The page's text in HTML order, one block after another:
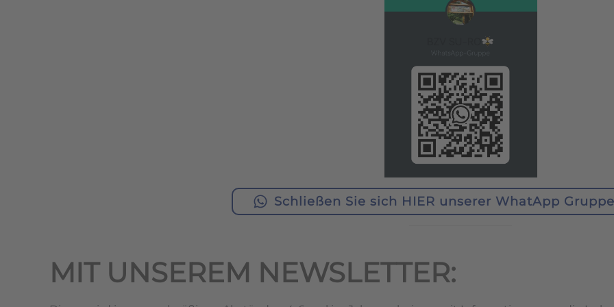
Schließen Sie sich HIER unserer WhatApp
MIT UNSEREM NEWSLETTER: